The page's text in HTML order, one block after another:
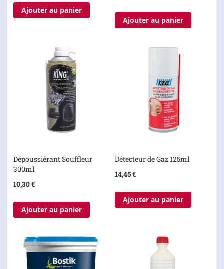
Ajouter au panier
Ajouter au panier
Dépoussiérant Souffleur
300ml
10,30 €
Ajouter au panier
Détecteur de Gaz 125ml
14,45 €
Ajouter au panier